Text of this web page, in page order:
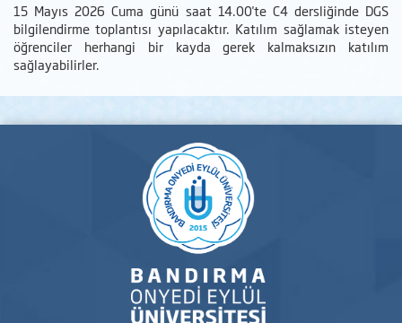
15 Mayıs 2026 Cuma günü saat 14.00'te C4 dersliğinde DGS
bilgilendirme toplantısı yapılacaktır. Katılım sağlamak isteyen
öğrenciler herhangi bir kayda gerek kalmaksızın katılım
sağlayabilirler.